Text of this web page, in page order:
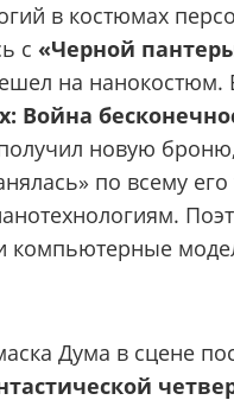
в костюмах
с «Черной
на нанокостюм.
Война
новую
по всему его
компьютерные
Дума в сцене